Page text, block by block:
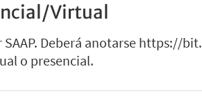
Virtual
Deberá anotarse https://
o presencial.